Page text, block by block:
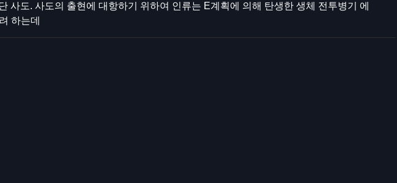
사도. 사도의 출현에 대항하기 위하여 인류는 E계획에 의해 탄생한 생체 전투병기 에
하는데